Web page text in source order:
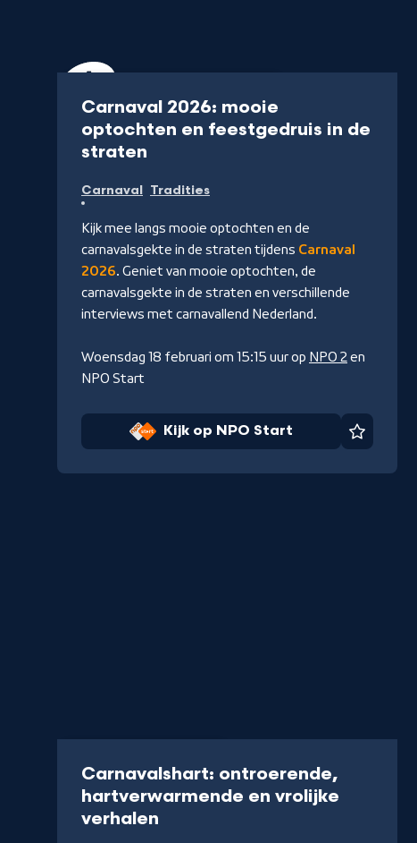
Carnaval 2026: mooie
optochten en feestgedruis in de
straten
op
Start
Carnaval Tradities
Kijk mee langs mooie optochten en de
carnavalsgekte in de straten tijdens Carnaval
2026. Geniet van mooie optochten, de
carnavalsgekte in de straten en verschillende
interviews met carnavallend Nederland.
Woensdag 18 februari om 15:15 uur op NPO 2en
NPO Start
Kijk op NPO Start Favoriet
Carnavalshart: ontroerende,
hartverwarmende en vrolijke
verhalen